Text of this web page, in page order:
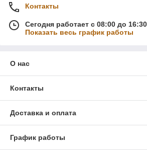
Контакты
Сегодня работает с 08:00 до 16:30
Показать весь график работы
О нас
Контакты
Доставка и оплата
График работы